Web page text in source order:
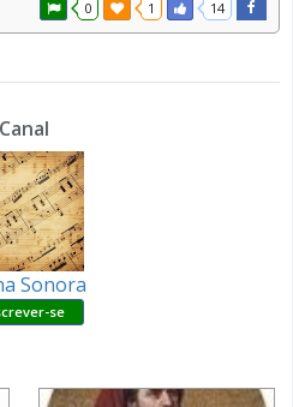
0 1 14
Canal
Sonora